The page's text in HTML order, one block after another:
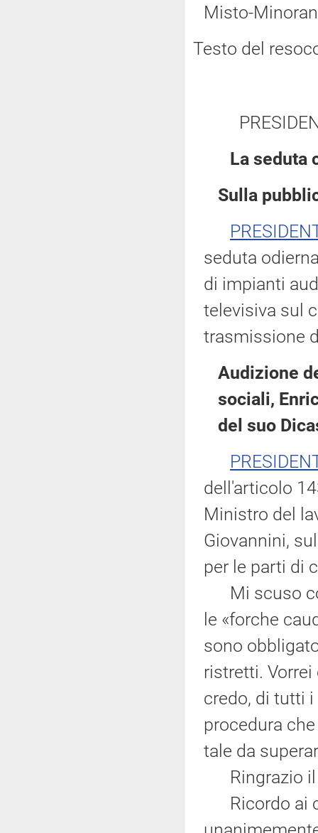
Misto-
Testo del
La seduta
Sulla
seduta
di impianti
televisiva sul
trasmissione
Audizione
sociali,
del suo
dell'articolo
Ministro del
Giovannini,
per le parti di
Mi scuso
le «forche
sono
ristretti.
credo, di tutti
procedura
tale da
Ringrazio il
Ricordo ai